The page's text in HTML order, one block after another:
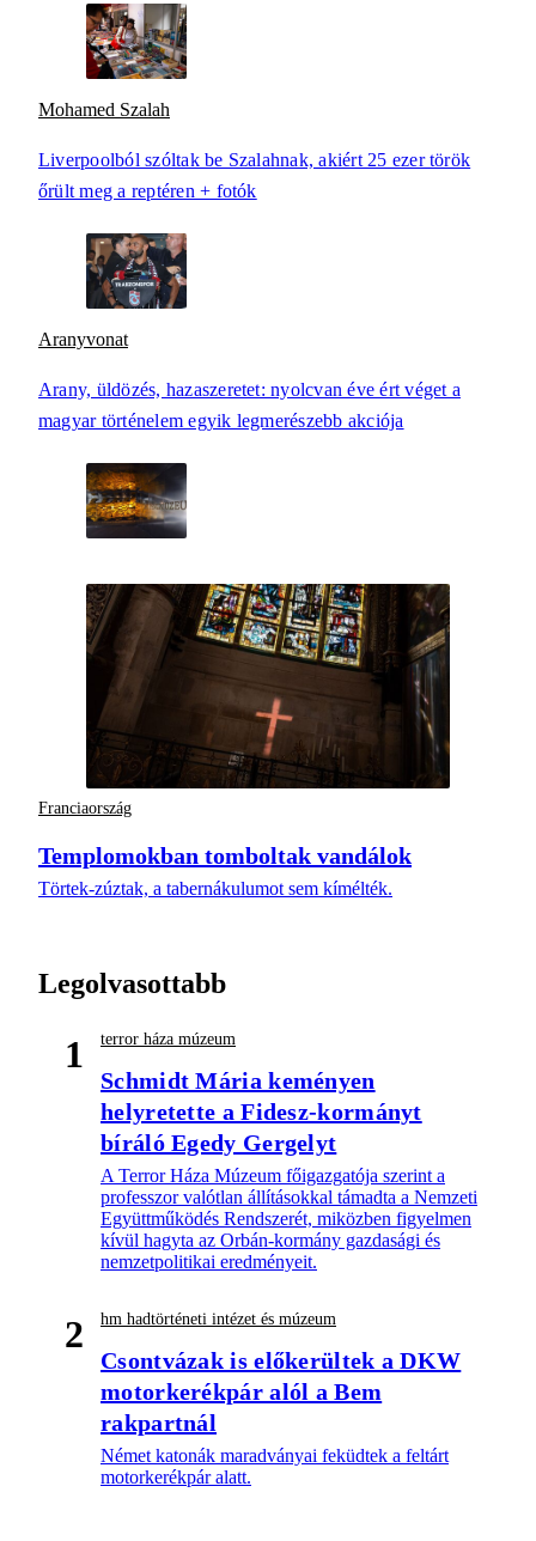
Mohamed Szalah
Liverpoolból szóltak be Szalahnak, akiért 25 ezer török
őrült meg a reptéren + fotók
Aranyvonat
Arany, üldözés, hazaszeretet: nyolcvan éve ért véget a
magyar történelem egyik legmerészebb akciója
Franciaország
Templomokban tomboltak vandálok
Törtek-zúztak, a tabernákulumot sem kímélték.
Legolvasottabb
1 terror háza múzeum
Schmidt Mária keményen
helyretette a Fidesz-kormányt
bíráló Egedy Gergelyt
A Terror Háza Múzeum főigazgatója szerint a
professzor valótlan állításokkal támadta a Nemzeti
Együttműködés Rendszerét, miközben figyelmen
kívül hagyta az Orbán-kormány gazdasági és
nemzetpolitikai eredményeit.
2 hm hadtörténeti intézet és múzeum
Csontvázak is előkerültek a DKW
motorkerékpár alól a Bem
rakpartnál
Német katonák maradványai feküdtek a feltárt
motorkerékpár alatt.